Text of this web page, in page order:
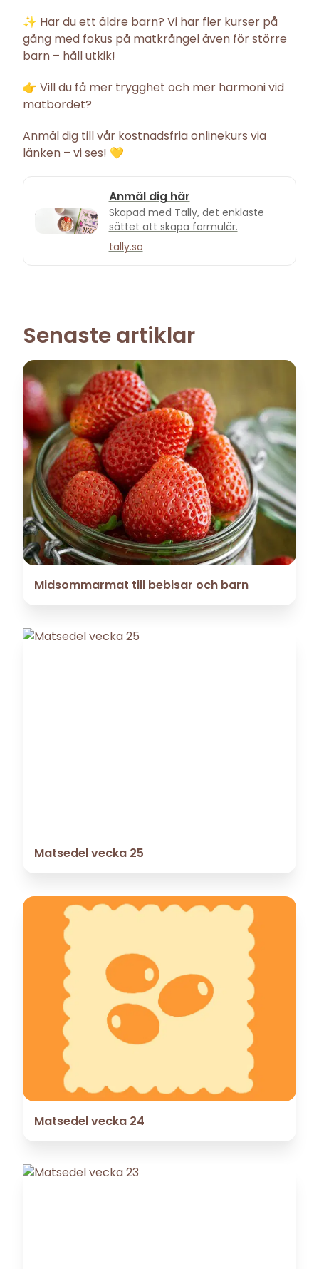
✨ Har du ett äldre barn? Vi har fler kurser på
gång med fokus på matkrångel även för större
barn – håll utkik!
👉 Vill du få mer trygghet och mer harmoni vid
matbordet?
Anmäl dig till vår kostnadsfria onlinekurs via
länken – vi ses! 💛
Anmäl dig här
Skapad med Tally, det enklaste
sättet att skapa formulär.
tally.so
Senaste artiklar
Midsommarmat till bebisar och barn
Matsedel vecka 25
Matsedel vecka 24